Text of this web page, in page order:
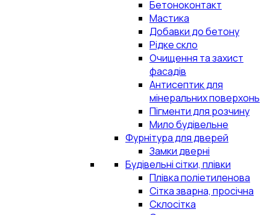
Бетоноконтакт
Мастика
Добавки до бетону
Рідке скло
Очищення та захист
фасадів
Антисептик для
мінеральних поверхонь
Пігменти для розчину
Мило будівельне
Фурнітура для дверей
Замки дверні
Будівельні сітки, плівки
Плівка поліетиленова
Сітка зварна, просічна
Склосітка